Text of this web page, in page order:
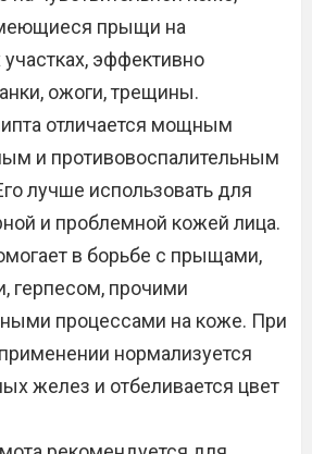
прыщи на
эффективно
ожоги, трещины.
отличается мощным
и противовоспалительным
лучше использовать для
и проблемной кожей лица.
в борьбе с прыщами,
герпесом, прочими
процессами на коже. При
нормализуется
желез и отбеливается цвет